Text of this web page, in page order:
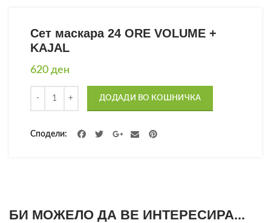
Сет маскара 24 ORE VOLUME +
KAJAL
620 ден
ДОДАДИ ВО КОШНИЧКА
Сподели
БИ МОЖЕЛО ДА ВЕ ИНТЕРЕСИРА...